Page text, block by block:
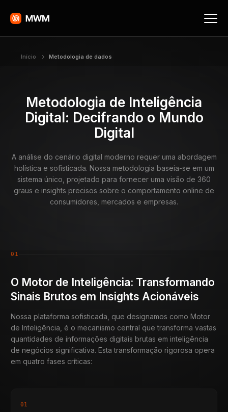
Início Metodologia de dados
Metodologia de Inteligência
Digital: Decifrando o Mundo
Digital
A análise do cenário digital moderno requer uma abordagem
holística e sofisticada. Nossa metodologia baseia-se em um
sistema único, projetado para fornecer uma visão de 360
graus e insights precisos sobre o comportamento online de
consumidores, mercados e empresas.
01
O Motor de Inteligência: Transformando
Sinais Brutos em Insights Acionáveis
Nossa plataforma sofisticada, que designamos como Motor
de Inteligência, é o mecanismo central que transforma vastas
quantidades de informações digitais brutas em inteligência
de negócios significativa. Esta transformação rigorosa opera
em quatro fases críticas:
01